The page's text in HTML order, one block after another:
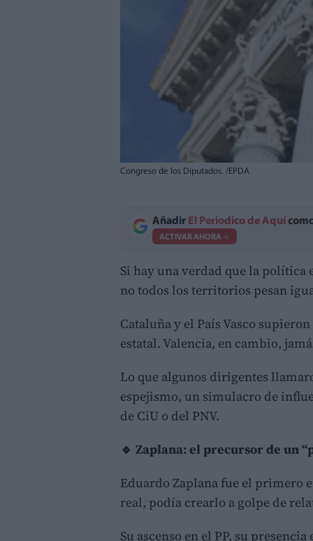
Congreso de los Diputados. /EPDA
Añadir El Periodico de Aquí
ACTIVAR AHORA
Si hay una verdad que la política
no todos los territorios pesan
Cataluña y el País Vasco
estatal. Valencia, en cambio,
Lo que algunos dirigentes
espejismo, un simulacro de
de CiU o del PNV.
🔹 Zaplana: el precursor de un
Eduardo Zaplana fue el primero
real, podía crearlo a golpe de
Su ascenso en el PP, su